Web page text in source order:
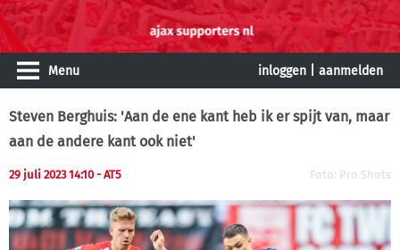
Menu inloggen aanmelden
Steven Berghuis: 'Aan de ene kant heb ik er spijt van, maar
aan de andere kant ook niet'
29 juli 2023 14:10 - AT5 Foto: Pro Shots